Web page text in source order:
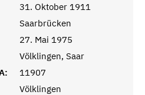
31. Oktober 1911
Saarbrücken
27. Mai 1975
Völklingen, Saar
11907
Völklingen